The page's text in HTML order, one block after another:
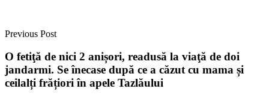
Previous Post
O fetiţă de nici 2 anișori, readusă la viaţă de doi
jandarmi. Se înecase după ce a căzut cu mama și
ceilalți frățiori în apele Tazlăului